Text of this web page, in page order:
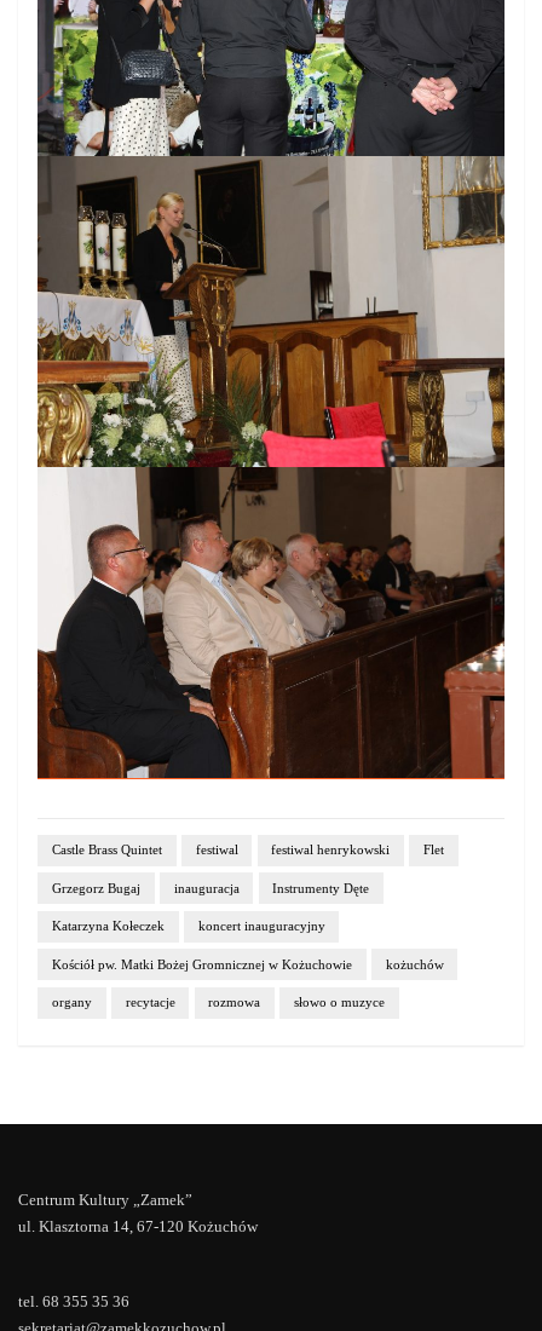
Castle Brass Quintet festiwal festiwal henrykowski Flet
Grzegorz Bugaj inauguracja Instrumenty Dęte
Katarzyna Kołeczek koncert inauguracyjny
Kościół pw. Matki Bożej Gromnicznej w Kożuchowie kożuchów
organy recytacje rozmowa słowo o muzyce
Centrum Kultury „Zamek”
ul. Klasztorna 14, 67-120 Kożuchów
tel. 68 355 35 36